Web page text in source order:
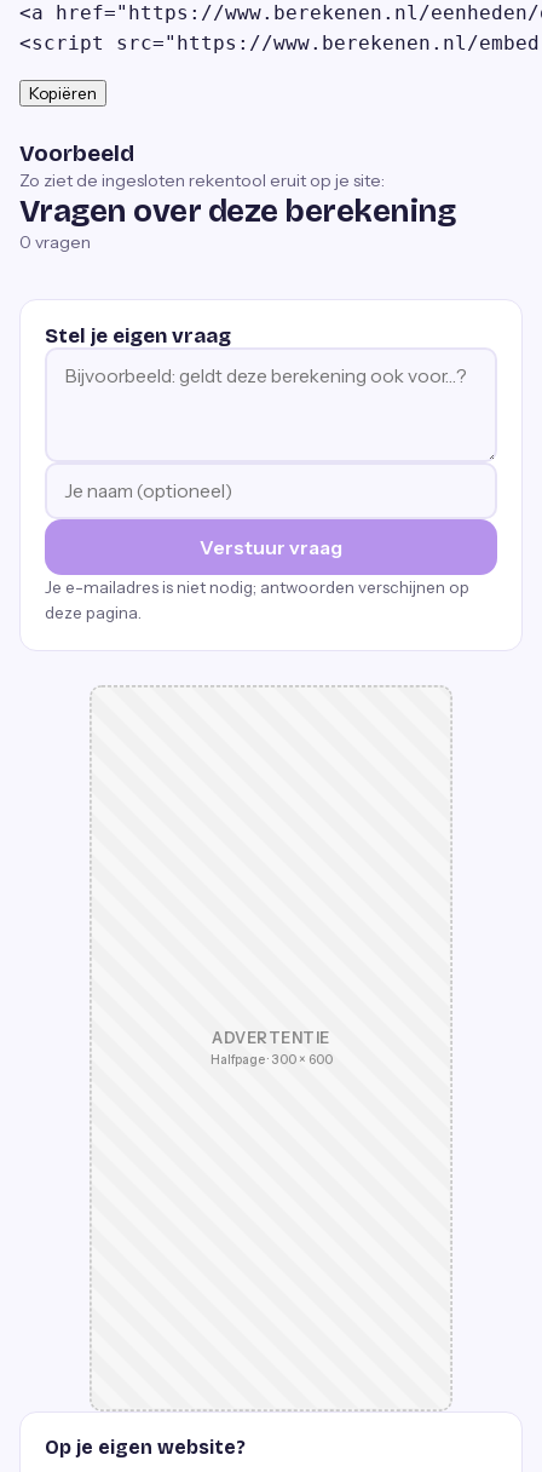
<a href="https://www.berekenen.nl/
<script src="https://www.berekenen.nl/
Kopiëren
Voorbeeld
Zo ziet de ingesloten rekentool eruit op je site:
Vragen over deze berekening
0 vragen
Stel je eigen vraag
Verstuur vraag
Je e-mailadres is niet nodig; antwoorden verschijnen op
deze pagina.
ADVERTENTIE
Halfpage · 300 × 600
Op je eigen website?